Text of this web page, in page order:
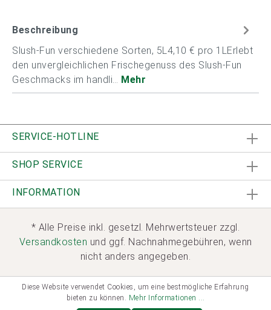
Beschreibung
Slush-Fun verschiedene Sorten, 5L4,10 € pro 1LErlebt
den unvergleichlichen Frischegenuss des Slush-Fun
Geschmacks im handli… Mehr
SERVICE-HOTLINE
SHOP SERVICE
INFORMATION
* Alle Preise inkl. gesetzl. Mehrwertsteuer zzgl.
Versandkosten und ggf. Nachnahmegebühren, wenn
nicht anders angegeben.
Diese Website verwendet Cookies, um eine bestmögliche Erfahrung
bieten zu können. Mehr Informationen ...